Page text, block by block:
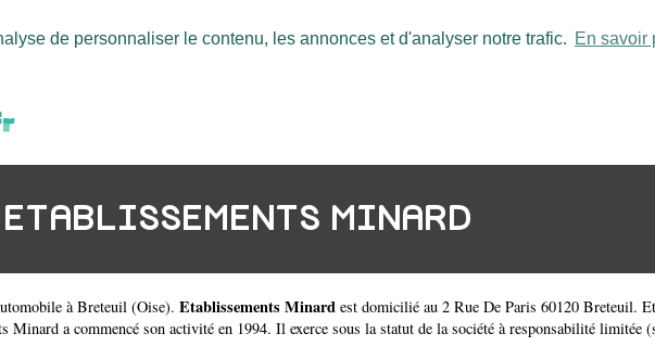
de personnaliser le contenu, les annonces et d'analyser notre trafic. En savoir
ETABLISSEMENTS MINARD
à Breteuil (Oise). Etablissements Minard est domicilié au 2 Rue De Paris 60120 Breteuil.
a commencé son activité en 1994. Il exerce sous la statut de la société à responsabilité limitée